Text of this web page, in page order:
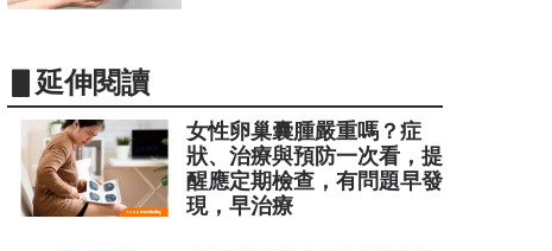
▋延伸閱讀
女性卵巢囊腫嚴重嗎？症
狀、治療與預防一次看，提
醒應定期檢查，有問題早發
現，早治療